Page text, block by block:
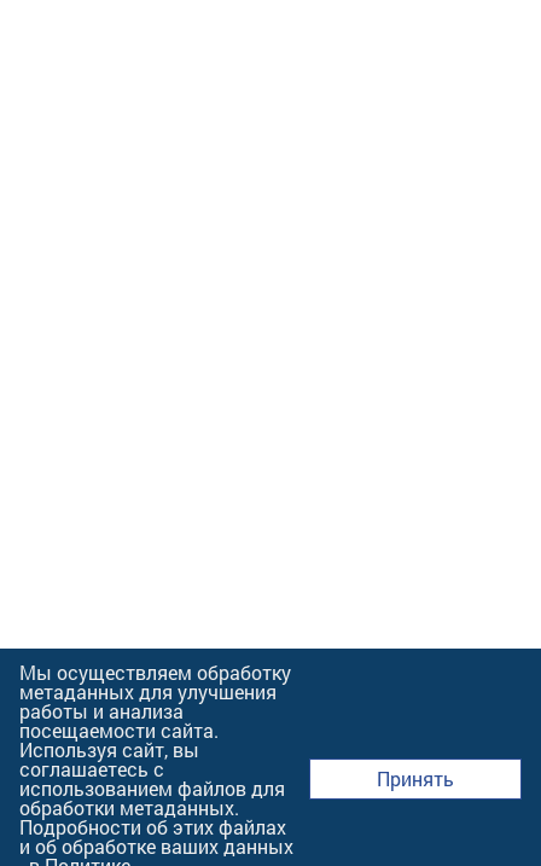
Мы осуществляем обработку
метаданных для улучшения
работы и анализа
посещаемости сайта.
Используя сайт, вы
соглашаетесь с
использованием файлов для
обработки метаданных.
Подробности об этих файлах
и об обработке ваших данных
Принять